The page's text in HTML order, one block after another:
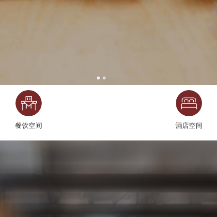
餐饮空间 酒店空间